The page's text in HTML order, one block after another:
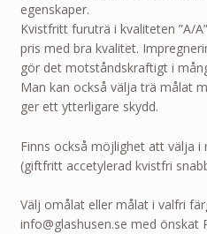
egenskaper.
Kvistfritt furuträ i kvaliteten ”A/
pris med bra kvalitet.
gör det motståndskraftigt i
Man kan också välja trä målat
ger ett ytterligare skydd.
Finns också möjlighet att välja i
(giftfritt accetylerad kvistfri
Välj omålat eller målat i valfri
info@glashusen.se med önskat